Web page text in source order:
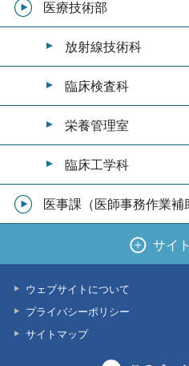
医療技術部
放射線技術科
臨床検査科
栄養管理室
臨床工学科
医事課（医師事務作業補
サイ
ウェブサイトについて
プライバシーポリシー
サイトマップ